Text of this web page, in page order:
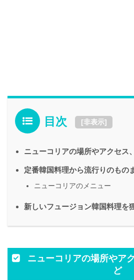
目次 [非表示]
ニューコリアの場所やアクセス
定番韓国料理から流行りのもの
ニューコリアのメニュー
新しいフュージョン韓国料理を
ニューコリアの場所やア
ど